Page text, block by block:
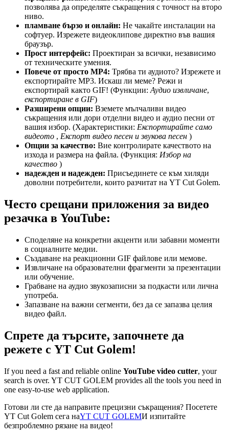
позволява да определяте съкращения с точност на второ
ниво.
пламване бързо и онлайн: Не чакайте инсталации на
софтуер. Изрежете видеоклипове директно във вашия
браузър.
Прост интерфейс: Проектиран за всички, независимо
от техническите умения.
Повече от просто MP4: Трябва ти аудиото? Изрежете и
експортирайте MP3. Искаш ли меме? Режи и
експортирай както GIF! (Функции: Аудио извличане,
експортиране в GIF)
Разширени опции: Вземете мълчаливи видео
съкращения или дори отделни видео и аудио песни от
вашия избор. (Характеристики: Експортирайте само
видеото , Експорт видео песен и звукова песен )
Опции за качество: Вие контролирате качеството на
изхода и размера на файла. (Функция: Избор на
качество )
надежден и надежден: Присъединете се към хиляди
доволни потребители, които разчитат на YT Cut Golem.
Често срещани приложения за видео
резачка в YouTube:
Споделяне на конкретни акценти или забавни моменти
в социалните медии.
Създаване на реакционни GIF файлове или мемове.
Извличане на образователни фрагменти за презентации
или обучение.
Грабване на аудио звукозаписни за подкасти или лична
употреба.
Запазване на важни сегменти, без да се запазва целия
видео файл.
Спрете да търсите, започнете да
режете с YT Cut Golem!
If you need a fast and reliable online YouTube video cutter, your
search is over. YT CUT GOLEM provides all the tools you need in
one easy-to-use web application.
Готови ли сте да направите прецизни съкращения? Посетете
YT Cut Golem сега наYT CUT GOLEMИ изпитайте
безпроблемно рязане на видео!